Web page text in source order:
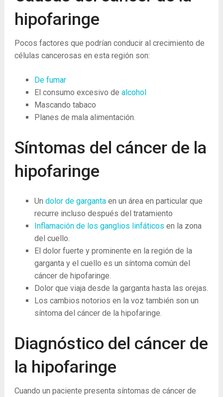
hipofaringe
Pocos factores que podrían conducir al crecimiento de
células cancerosas en esta región son:
De fumar
El consumo excesivo de alcohol
Mascando tabaco
Planes de mala alimentación.
Síntomas del cáncer de la
hipofaringe
Un dolor de gargantaen un área en particular que
recurre incluso después del tratamiento
Inflamación de los ganglios linfáticos en la zona
del cuello.
El dolor fuerte y prominente en la región de la
garganta y el cuello es un síntoma común del
cáncer de hipofaringe.
Dolor que viaja desde la garganta hasta las orejas.
Los cambios notorios en la voz también son un
síntoma del cáncer de la hipofaringe.
Diagnóstico del cáncer de
la hipofaringe
Cuando un paciente presenta síntomas de cáncer de